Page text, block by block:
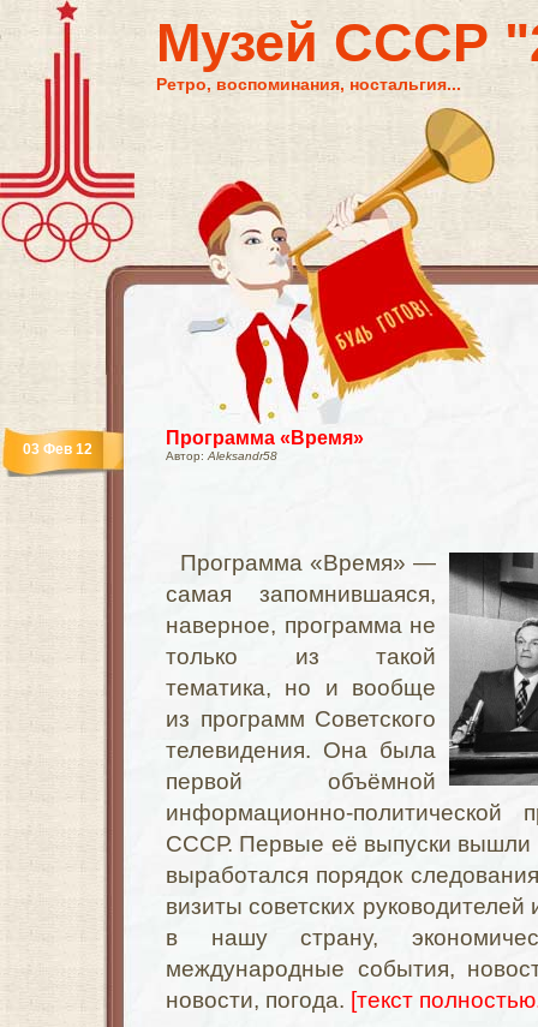
Музей СССР
Ретро, воспоминания, ностальгия...
Программа «Время»
Автор: Aleksandr58
03 Фев 12
Программа «Время» —
самая запомнившаяся,
наверное, программа не
только из такой
тематика, но и вообще
из программ Советского
телевидения. Она была
первой объёмной
информационно-политической
СССР. Первые её выпуски вышли
выработался порядок
визиты советских
в нашу страну,
международные события,
новости, погода. [текст